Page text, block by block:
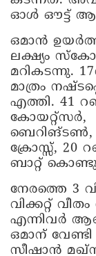
ഓൾ ഔട്ട്
ഒമാൻ
ലക്ഷ്യം
മറികടന്നു.
മാത്രം
എത്തി. 41
കോയറ്റ്‌സർ,
ബെറിങ്‌ടൺ,
ക്രോസ്സ്, 20
ബാറ്റ് കൊണ്ടു
നേരത്തെ 3
വിക്കറ്റ്
എന്നിവർ
ഒമാന്
സീഷാൻ